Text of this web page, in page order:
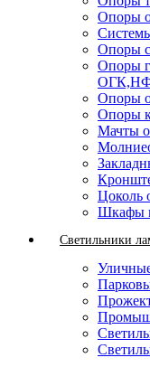
Опоры
Опоры
Опоры
Опоры
Опоры
Мачты
Цоколь
Шкафы
Светильники